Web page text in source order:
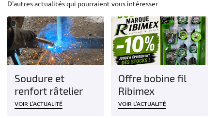
PRODUITS
CATALOGUE
AVIS
Rejoignez-
Restez
D'autres actualités qui pourraient vous intéresser
Soudure et
renfort râtelier
VOIR L'ACTUALITÉ
Offre bobine fil
Ribimex
VOIR L'ACTUALITÉ